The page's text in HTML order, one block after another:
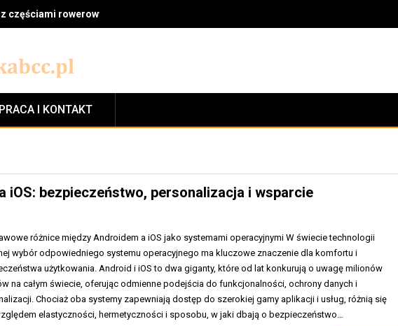
częściami rowerowymi: jakość, fachowe doradztwo, ceny i zasady zwrotów
I KONTAKT
iOS: bezpieczeństwo, personalizacja i wsparcie
różnice między Androidem a iOS jako systemami operacyjnymi W świecie technologii
wybór odpowiedniego systemu operacyjnego ma kluczowe znaczenie dla komfortu i
użytkowania. Android i iOS to dwa giganty, które od lat konkurują o uwagę milionów
na całym świecie, oferując odmienne podejścia do funkcjonalności, ochrony danych i
Chociaż oba systemy zapewniają dostęp do szerokiej gamy aplikacji i usług, różnią się
elastyczności, hermetyczności i sposobu, w jaki dbają o bezpieczeństwo…